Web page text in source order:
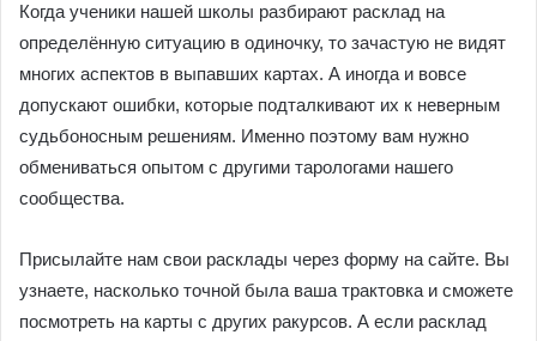
Когда ученики нашей школы разбирают расклад на
определённую ситуацию в одиночку, то зачастую не видят
многих аспектов в выпавших картах. А иногда и вовсе
допускают ошибки, которые подталкивают их к неверным
судьбоносным решениям. Именно поэтому вам нужно
обмениваться опытом с другими тарологами нашего
сообщества.
Присылайте нам свои расклады через форму на сайте. Вы
узнаете, насколько точной была ваша трактовка и сможете
посмотреть на карты с других ракурсов. А если расклад